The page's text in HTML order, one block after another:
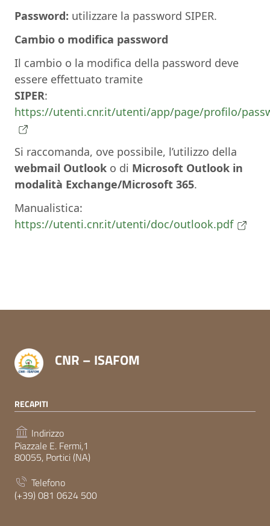
Password: utilizzare la password SIPER.
Cambio o modifica password
Il cambio o la modifica della password deve
essere effettuato tramite
SIPER:
https://utenti.cnr.it/utenti/app/page/profilo/
Si raccomanda, ove possibile, l’utilizzo della
webmail Outlook o di Microsoft Outlook in
modalità Exchange/Microsoft 365.
Manualistica:
https://utenti.cnr.it/utenti/doc/outlook.pdf
CNR – ISAFOM
RECAPITI
Indirizzo
Piazzale E. Fermi,1
80055, Portici (NA)
Telefono
(+39) 081 0624 500